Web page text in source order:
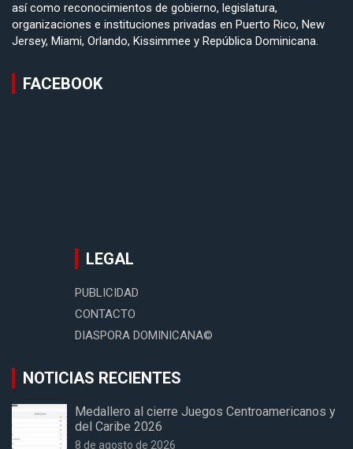
así como reconocimientos de gobierno, legislatura,
organizaciones e instituciones privadas en Puerto Rico, New
Jersey, Miami, Orlando, Kissimmee y República Dominicana.
FACEBOOK
LEGAL
PUBLICIDAD
CONTACTO
DIASPORA DOMINICANA©
NOTICIAS RECIENTES
Medallero al cierre Juegos Centroamericanos y
del Caribe 2026
8 de agosto de 2026